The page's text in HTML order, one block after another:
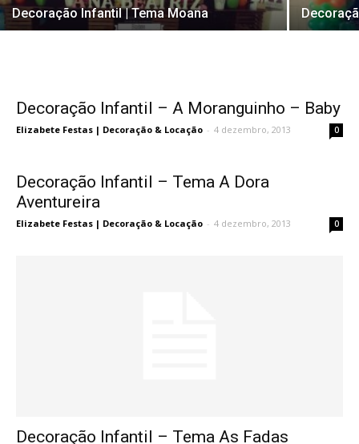
Decoração Infantil | Tema Moana
Decoração Infantil – A Moranguinho – Baby
Elizabete Festas | Decoração & Locação - 4 dezembro, 2013 0
Decoração Infantil – Tema A Dora
Aventureira
Elizabete Festas | Decoração & Locação - 4 dezembro, 2013 0
Decoração Infantil – Tema As Fadas